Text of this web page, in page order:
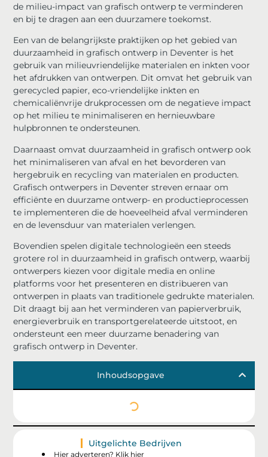
de milieu-impact van grafisch ontwerp te verminderen
en bij te dragen aan een duurzamere toekomst.
Een van de belangrijkste praktijken op het gebied van
duurzaamheid in grafisch ontwerp in Deventer is het
gebruik van milieuvriendelijke materialen en inkten voor
het afdrukken van ontwerpen. Dit omvat het gebruik van
gerecycled papier, eco-vriendelijke inkten en
chemicaliënvrije drukprocessen om de negatieve impact
op het milieu te minimaliseren en hernieuwbare
hulpbronnen te ondersteunen.
Daarnaast omvat duurzaamheid in grafisch ontwerp ook
het minimaliseren van afval en het bevorderen van
hergebruik en recycling van materialen en producten.
Grafisch ontwerpers in Deventer streven ernaar om
efficiënte en duurzame ontwerp- en productieprocessen
te implementeren die de hoeveelheid afval verminderen
en de levensduur van materialen verlengen.
Bovendien spelen digitale technologieën een steeds
grotere rol in duurzaamheid in grafisch ontwerp, waarbij
ontwerpers kiezen voor digitale media en online
platforms voor het presenteren en distribueren van
ontwerpen in plaats van traditionele gedrukte materialen.
Dit draagt bij aan het verminderen van papierverbruik,
energieverbruik en transportgerelateerde uitstoot, en
ondersteunt een meer duurzame benadering van
grafisch ontwerp in Deventer.
Inhoudsopgave
Uitgelichte Bedrijven
Hier adverteren? Klik hier